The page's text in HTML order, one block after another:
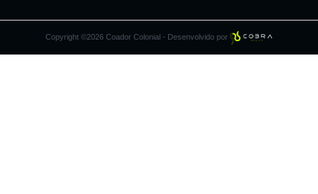
Copyright ©2026 Coador Colonial - Desenvolvido por